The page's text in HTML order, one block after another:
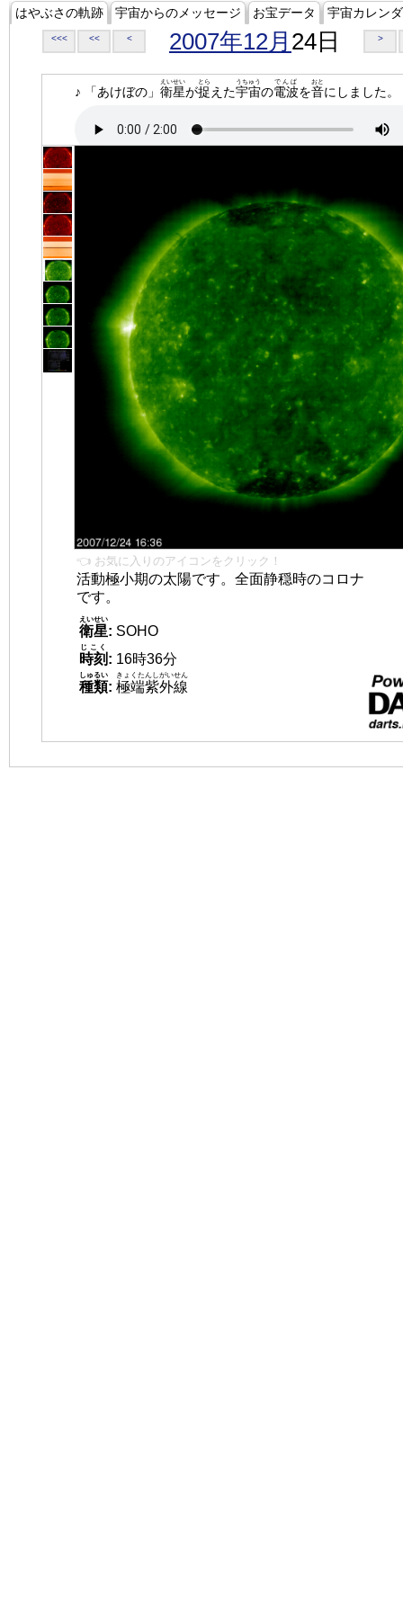
はやぶさの軌跡 宇宙からのメッセージ お宝データ 宇宙カレン
<<< << < 2007年12月 24日 >
♪ 「あけぼの」 衛星
えいせい
が捉
とら
えた宇宙
うちゅう
の電波
でんぱ
を音
おと
にしました。
👈 お気に入りのアイコンをクリック！
活動極小期の太陽です。全面静穏時のコロナ
です。
衛星
えいせい
: SOHO
時刻
じこく
: 16時36分
種類
しゅるい
: 極端紫外線
きょくたんしがいせん